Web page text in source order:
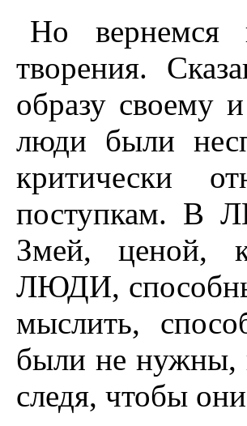
Но вернемся
творения.
образу своему
люди были
критически
поступкам. В
Змей, ценой,
ЛЮДИ,
мыслить,
были не нужны,
следя, чтобы